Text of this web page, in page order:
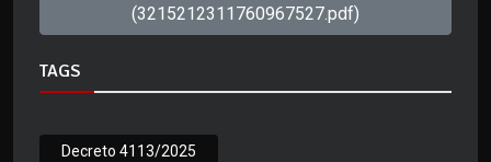
(3215212311760967527.pdf)
TAGS
Decreto 4113/2025